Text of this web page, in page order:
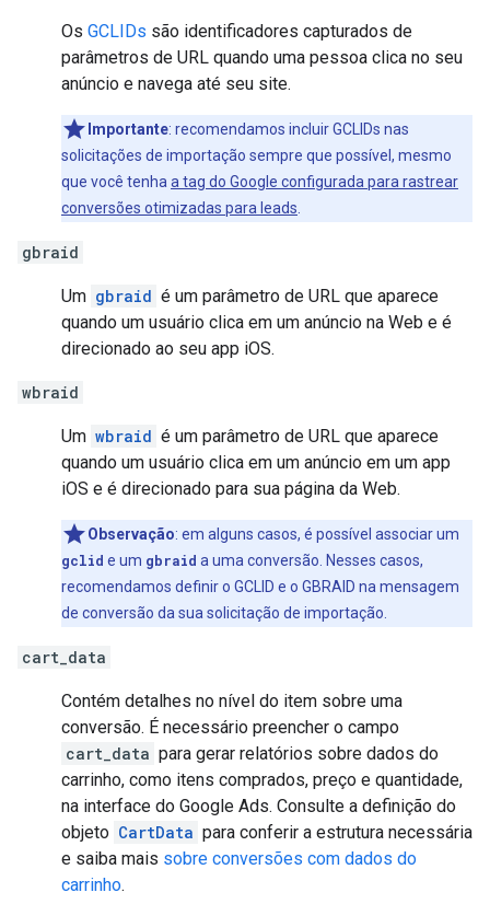
Os GCLIDs são identificadores capturados de
parâmetros de URL quando uma pessoa clica no seu
anúncio e navega até seu site.
Importante: recomendamos incluir GCLIDs nas
solicitações de importação sempre que possível, mesmo
que você tenha a tag do Google configurada para rastrear
conversões otimizadas para leads
gbraid
Um gbraid é um parâmetro de URL que aparece
quando um usuário clica em um anúncio na Web e é
direcionado ao seu app iOS.
wbraid
Um wbraid é um parâmetro de URL que aparece
quando um usuário clica em um anúncio em um app
iOS e é direcionado para sua página da Web.
Observação: em alguns casos, é possível associar um
gclid e um gbraid a uma conversão. Nesses casos,
recomendamos definir o GCLID e o GBRAID na mensagem
de conversão da sua solicitação de importação.
cart_data
Contém detalhes no nível do item sobre uma
conversão. É necessário preencher o campo
cart_data para gerar relatórios sobre dados do
carrinho, como itens comprados, preço e quantidade,
na interface do Google Ads. Consulte a definição do
objeto CartData para conferir a estrutura necessária
e saiba mais sobre conversões com dados do
carrinho.